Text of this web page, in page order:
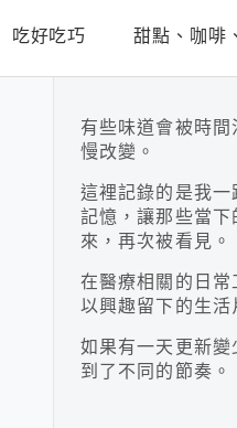
吃好吃巧 甜點、咖啡
有些味道會被時
慢改變。
這裡記錄的是我
記憶，讓那些當下
來，再次被看見。
在醫療相關的日
以興趣留下的生活
如果有一天更新變
到了不同的節奏。